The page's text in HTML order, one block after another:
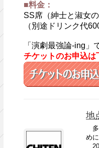
■料金：
SS席（紳士と淑女
（別途ドリンク代
「演劇最強論-ing」
チケットのお申込は
地
多
め